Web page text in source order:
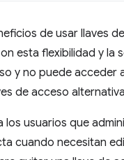
de usar llaves
esta flexibilidad y la
y no puede acceder
de acceso
los usuarios que
cuando necesitan